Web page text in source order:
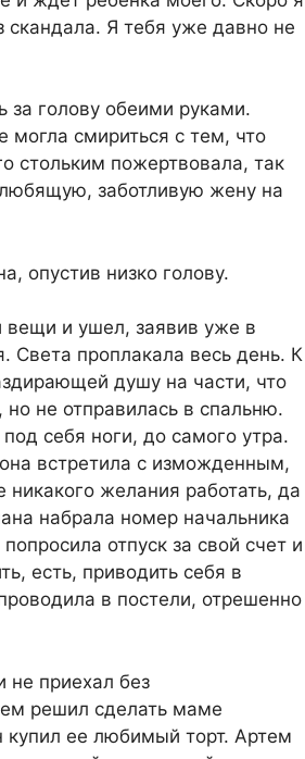
скандала. Я тебя уже давно не
за голову обеими руками.
смириться с тем, что
стольким пожертвовала, так
заботливую жену на
опустив низко голову.
вещи и ушел, заявив уже в
Света проплакала весь день. К
душу на части, что
не отправилась в спальню.
себя ноги, до самого утра.
встретила с изможденным,
желания работать, да
набрала номер начальника
отпуск за свой счет и
есть, приводить себя в
в постели, отрешенно
не приехал без
решил сделать маме
купил ее любимый торт. Артем